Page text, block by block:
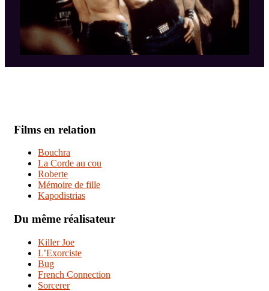
Films en relation
Bouchra
La Corde au cou
Roberte
Mémoire de fille
Kapodistrias
Du même réalisateur
Killer Joe
L’Exorciste
Bug
French Connection
Sorcerer